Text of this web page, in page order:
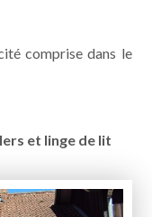
comprise dans le
et linge de lit